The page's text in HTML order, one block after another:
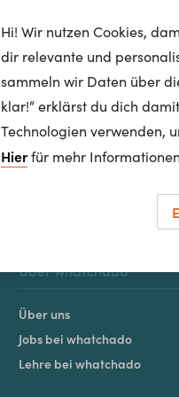
Über whatchado
Über uns
Jobs bei whatchado
Lehre bei whatchado
Hi! Wir nutzen Cookies,
dir relevante und
sammeln wir Daten über
klar!“ erklärst du dich
Technologien verwenden,
Hierfür mehr